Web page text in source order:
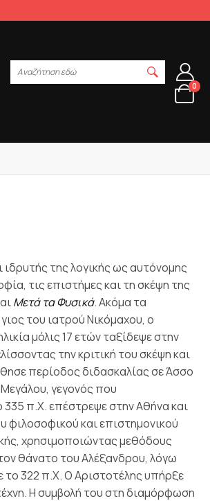
Αναζήτηση εδώ
0
της λογικής ως αυτόνομης
τις επιστήμες και τη σκέψη της
Μετά τα Φυσικά. Ακόμα τα
του ιατρού Νικόμαχου, ο
μόλις 17 ετών ταξίδεψε στην
την κριτική του σκέψη και
περίοδος διδασκαλίας σε Άσσο
γεγονός που
335 π.Χ. επέστρεψε στην Αθήνα και
φιλοσοφικού και επιστημονικού
χρησιμοποιώντας μεθόδους
θάνατο του Αλέξανδρου, λόγω
το 322 π.Χ.Ο Αριστοτέλης υπήρξε
Η συμβολή του στη διαμόρφωση